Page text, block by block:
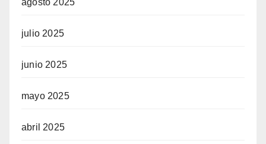
julio 2025
junio 2025
mayo 2025
abril 2025